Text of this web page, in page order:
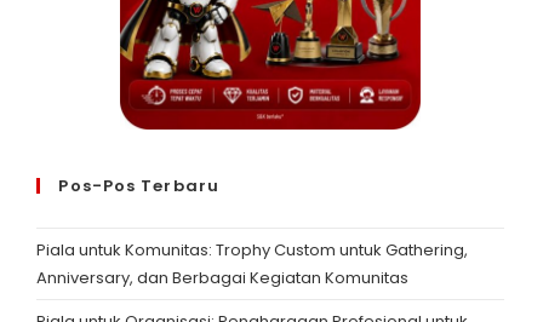
Pos-Pos Terbaru
Piala untuk Komunitas: Trophy Custom untuk Gathering,
Anniversary, dan Berbagai Kegiatan Komunitas